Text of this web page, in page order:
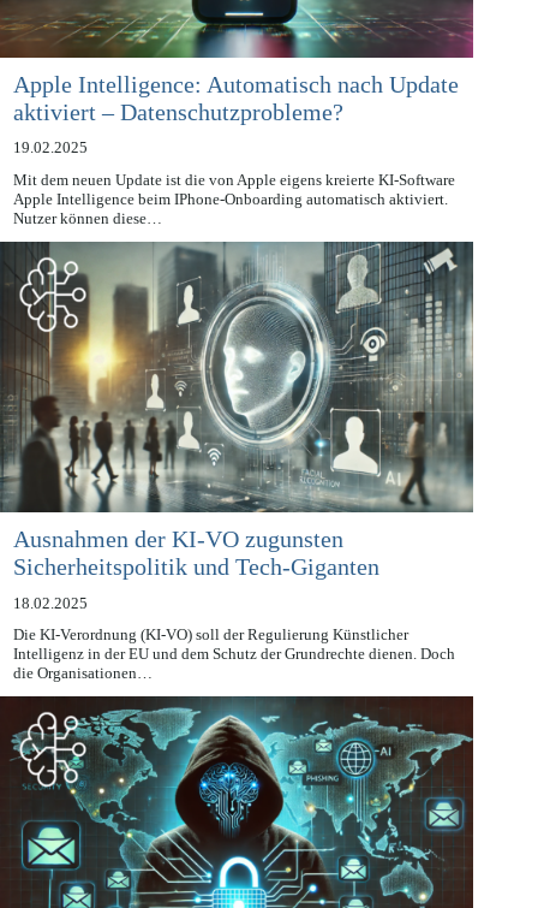
Apple Intelligence: Automatisch nach Update
aktiviert – Datenschutzprobleme?
19.02.2025
Mit dem neuen Update ist die von Apple eigens kreierte KI-Software
Apple Intelligence beim IPhone-Onboarding automatisch aktiviert.
Nutzer können diese…
Ausnahmen der KI-VO zugunsten
Sicherheitspolitik und Tech-Giganten
18.02.2025
Die KI-Verordnung (KI-VO) soll der Regulierung Künstlicher
Intelligenz in der EU und dem Schutz der Grundrechte dienen. Doch
die Organisationen…